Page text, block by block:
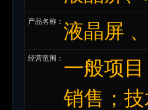
产品名称： 液晶屏
经营范围： 一般项
销售；